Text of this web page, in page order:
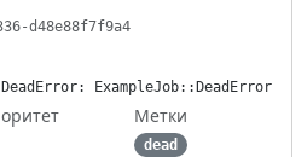
d48e88f7f9a4
ExampleJob::DeadError
Метки
dead